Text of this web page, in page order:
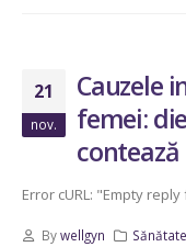
21
nov.
Cauzele
femei:
contează
Error cURL: "Empty
Bywellgyn